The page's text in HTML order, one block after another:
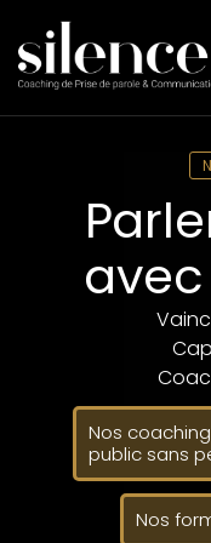
Nos
public sans
Nos